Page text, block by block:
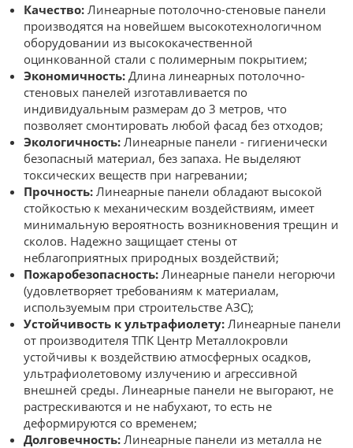
Качество: Линеарные потолочно-стеновые панели
производятся на новейшем высокотехнологичном
оборудовании из высококачественной
оцинкованной стали с полимерным покрытием;
Экономичность: Длина линеарных потолочно-
стеновых панелей изготавливается по
индивидуальным размерам до 3 метров, что
позволяет смонтировать любой фасад без отходов;
Экологичность: Линеарные панели - гигиенически
безопасный материал, без запаха. Не выделяют
токсических веществ при нагревании;
Прочность: Линеарные панели обладают высокой
стойкостью к механическим воздействиям, имеет
минимальную вероятность возникновения трещин и
сколов. Надежно защищает стены от
неблагоприятных природных воздействий;
Пожаробезопасность: Линеарные панели негорючи
(удовлетворяет требованиям к материалам,
используемым при строительстве АЗС);
Устойчивость к ультрафиолету: Линеарные панели
от производителя ТПК Центр Металлокровли
устойчивы к воздействию атмосферных осадков,
ультрафиолетовому излучению и агрессивной
внешней среды. Линеарные панели не выгорают, не
растрескиваются и не набухают, то есть не
деформируются со временем;
Долговечность: Линеарные панели из металла не